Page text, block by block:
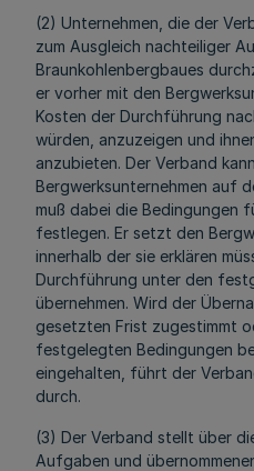
(2) Unternehmen, die der
zum Ausgleich nachteiliger
Braunkohlenbergbaues
er vorher mit den
Kosten der Durchführung
würden, anzuzeigen und
anzubieten. Der Verband
Bergwerksunternehmen auf
muß dabei die Bedingungen
festlegen. Er setzt den
innerhalb der sie erklären
Durchführung unter den
übernehmen. Wird der
gesetzten Frist zugestimmt
festgelegten Bedingungen
eingehalten, führt der
durch.
(3) Der Verband stellt über
Aufgaben und